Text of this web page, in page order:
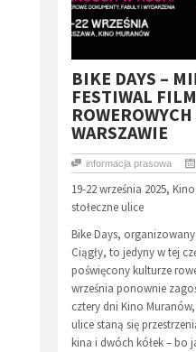
​BIKE DAYS –
FESTIWAL
WARSZAWIE
informacja prasowa
19-22 września 2025,
stołeczne ulice
Bike Days,
Ciągły, to jedyny w tej
poświęcony kulturze
września ponownie
cztery dni Kino
ulice staną się
kina i dwóch kółek – bo